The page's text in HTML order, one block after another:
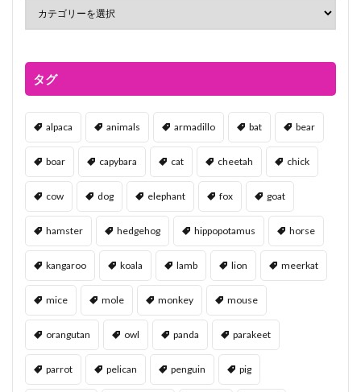
タグ
alpaca animals armadillo bat bear
boar capybara cat cheetah chick
cow dog elephant fox goat
hamster hedgehog hippopotamus horse
kangaroo koala lamb lion meerkat
mice mole monkey mouse
orangutan owl panda parakeet
parrot pelican penguin pig